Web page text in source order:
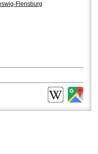
Flensburg